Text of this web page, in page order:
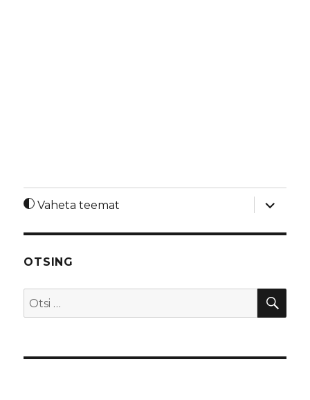
Vaheta teemat
laienda
OTSING
Otsi: